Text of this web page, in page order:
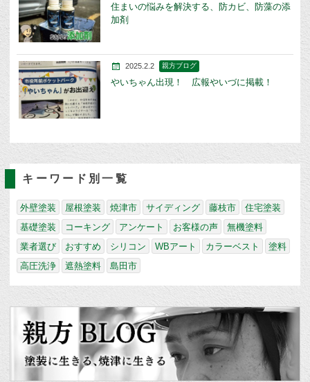
住まいの悩みを解決する、防カビ、防藻の添
加剤
2025.2.2 親方ブログ
やいちゃん出現！ 広報やいづに掲載！
キーワード別一覧
外壁塗装 屋根塗装 焼津市 サイディング 藤枝市
住宅塗装
基礎塗装
コーキング アンケート お客様の声
無機塗料
業者選び
おすすめ シリコン WBアート カラーベスト
塗料
高圧洗浄
遮熱塗料 島田市